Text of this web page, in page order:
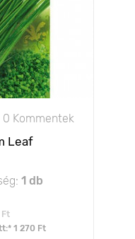
0 Kommentek
Leaf
1 db
Ft
1 270 Ft